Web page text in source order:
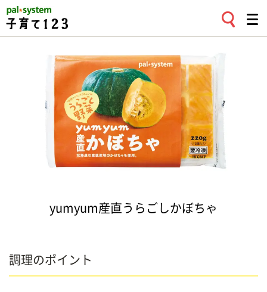
yumyum産直うらごしかぼちゃ
調理のポイント